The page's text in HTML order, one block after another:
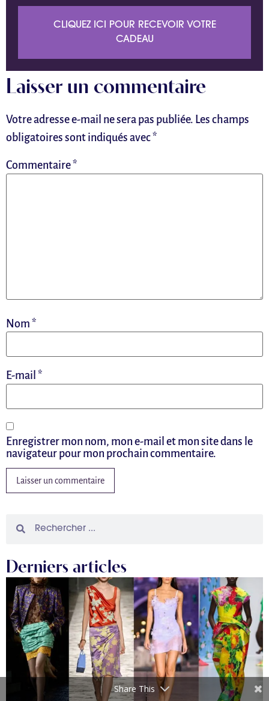
CLIQUEZ ICI POUR RECEVOIR VOTRE
CADEAU
Laisser un commentaire
Votre adresse e-mail ne sera pas publiée. Les champs
obligatoires sont indiqués avec *
Commentaire *
Nom *
E-mail *
Enregistrer mon nom, mon e-mail et mon site dans le
navigateur pour mon prochain commentaire.
Derniers articles
Share This